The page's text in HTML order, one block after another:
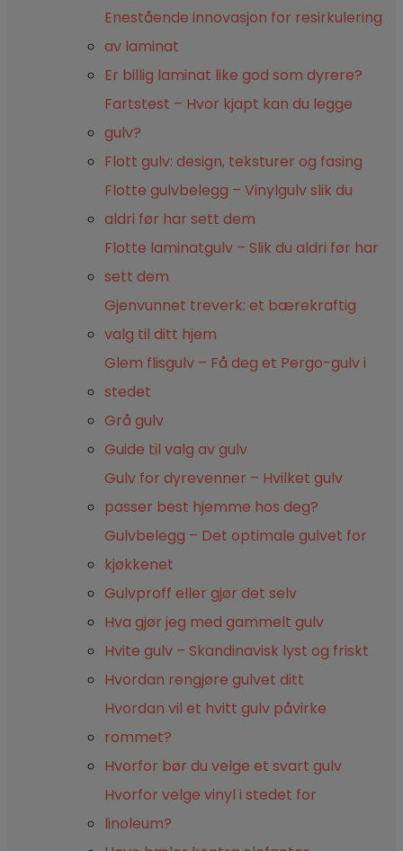
Enestående innovasjon for resirkulering
av laminat
Er billig laminat like god som dyrere?
Fartstest – Hvor kjapt kan du legge
gulv?
Flott gulv: design, teksturer og fasing
Flotte gulvbelegg – Vinylgulv slik du
aldri før har sett dem
Flotte laminatgulv – Slik du aldri før har
sett dem
Gjenvunnet treverk: et bærekraftig
valg til ditt hjem
Glem flisgulv – Få deg et Pergo-gulv i
stedet
Grå gulv
Guide til valg av gulv
Gulv for dyrevenner – Hvilket gulv
passer best hjemme hos deg?
Gulvbelegg – Det optimale gulvet for
kjøkkenet
Gulvproff eller gjør det selv
Hva gjør jeg med gammelt gulv
Hvite gulv – Skandinavisk lyst og friskt
Hvordan rengjøre gulvet ditt
Hvordan vil et hvitt gulv påvirke
rommet?
Hvorfor bør du velge et svart gulv
Hvorfor velge vinyl i stedet for
linoleum?